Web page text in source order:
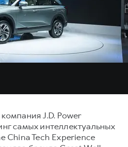
DARGO X
от 3 499 000 ₽
F7X
от 3 599 000 ₽
КЛИЕНТАМ
дороге»
обслуживания
J.D. Power
самых интеллектуальных
China Tech Experience